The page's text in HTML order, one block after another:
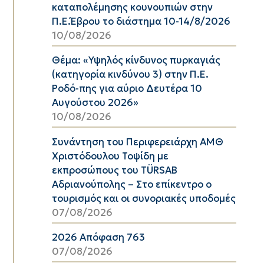
καταπολέμησης κουνουπιών στην
Π.Ε.Έβρου το διάστημα 10-14/8/2026
10/08/2026
Θέμα: «Υψηλός κίνδυνος πυρκαγιάς
(κατηγορία κινδύνου 3) στην Π.Ε.
Ροδό-πης για αύριο Δευτέρα 10
Αυγούστου 2026»
10/08/2026
Συνάντηση του Περιφερειάρχη ΑΜΘ
Χριστόδουλου Τοψίδη με
εκπροσώπους του TÜRSAB
Αδριανούπολης – Στο επίκεντρο ο
τουρισμός και οι συνοριακές υποδομές
07/08/2026
2026 Απόφαση 763
07/08/2026